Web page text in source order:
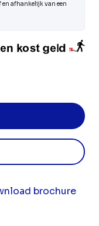
afhankelijk van een
brochure